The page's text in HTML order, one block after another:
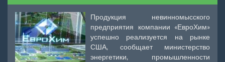
Продукция невинномысского
предприятия компании «ЕвроХим»
успешно реализуется на рынке
США, сообщает министерство
энергетики, промышленности